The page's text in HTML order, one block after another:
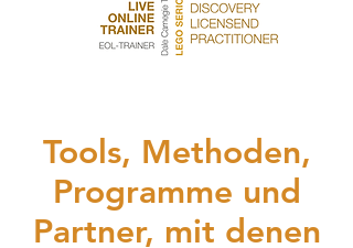
Tools, Methoden,
Programme und
Partner, mit denen